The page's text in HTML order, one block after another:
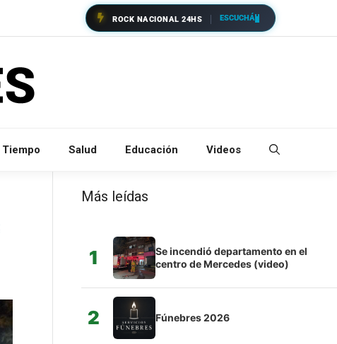
ROCK NACIONAL 24HS ESCUCHÁ
Tiempo Salud Educación Videos
Más leídas
1
Se incendió departamento en el
centro de Mercedes (video)
2 Fúnebres 2026